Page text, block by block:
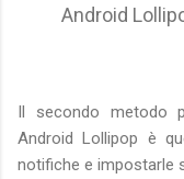
Android
Il secondo metodo
Android Lollipop è
notifiche e impostarle